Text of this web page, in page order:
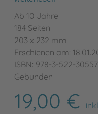
Ab 10 Jahre
184 Seiten
203 x 232 mm
Erschienen am:
ISBN: 978-3-522-
Gebunden
19,00 €